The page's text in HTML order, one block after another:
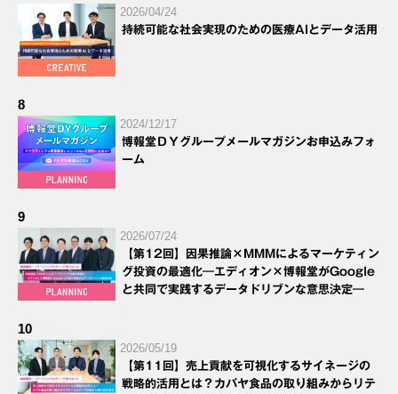
2026/04/24
持続可能な社会実現のための医療AIとデータ活用
8
2024/12/17
博報堂ＤＹグループメールマガジンお申込みフォ
ーム
9
2026/07/24
【第12回】因果推論×MMMによるマーケティン
グ投資の最適化―エディオン×博報堂がGoogle
と共同で実践するデータドリブンな意思決定―
10
2026/05/19
【第11回】売上貢献を可視化するサイネージの
戦略的活用とは？カバヤ食品の取り組みからリテ